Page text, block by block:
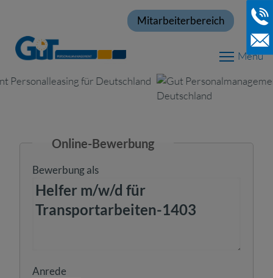
Mitarbeiterbereich
Menu
Online-Bewerbung
Bewerbung als
Anrede